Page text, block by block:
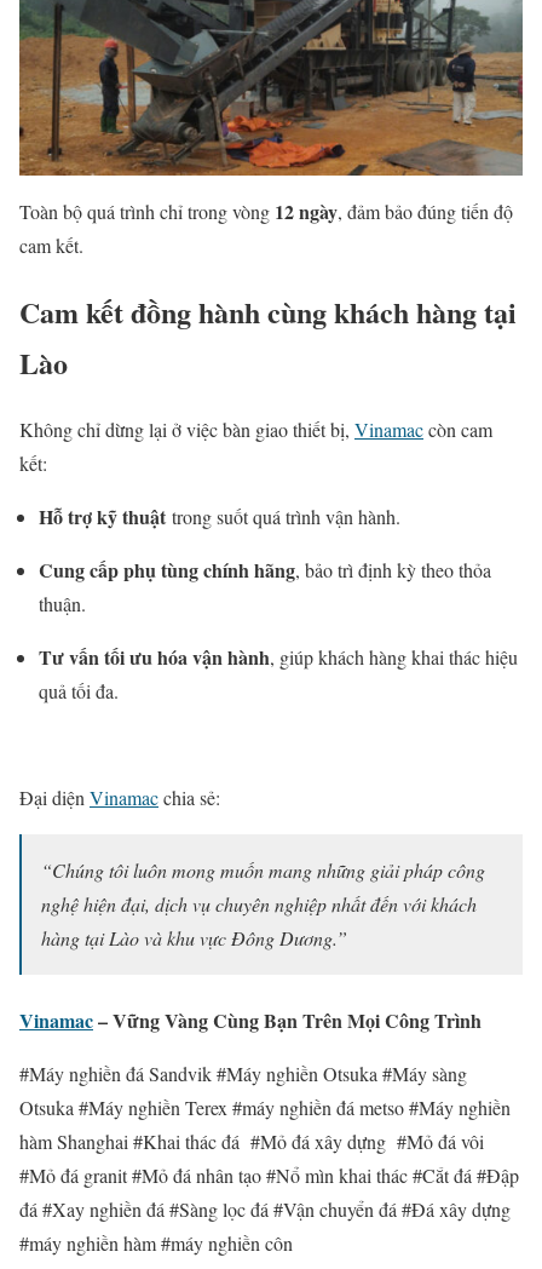
Toàn bộ quá trình chỉ trong vòng 12 ngày, đảm bảo đúng tiến độ
cam kết.
Cam kết đồng hành cùng khách hàng tại
Lào
Không chỉ dừng lại ở việc bàn giao thiết bị, Vinamaccòn cam
kết:
Hỗ trợ kỹ thuật trong suốt quá trình vận hành.
Cung cấp phụ tùng chính hãng, bảo trì định kỳ theo thỏa
thuận.
Tư vấn tối ưu hóa vận hành, giúp khách hàng khai thác hiệu
quả tối đa.
Đại diện Vinamacchia sẻ:
“Chúng tôi luôn mong muốn mang những giải pháp công
nghệ hiện đại, dịch vụ chuyên nghiệp nhất đến với khách
hàng tại Lào và khu vực Đông Dương.”
Vinamac– Vững Vàng Cùng Bạn Trên Mọi Công Trình
#Máy nghiền đá Sandvik #Máy nghiền Otsuka #Máy sàng
Otsuka #Máy nghiền Terex #máy nghiền đá metso #Máy nghiền
hàm Shanghai #Khai thác đá #Mỏ đá xây dựng #Mỏ đá vôi
#Mỏ đá granit #Mỏ đá nhân tạo #Nổ mìn khai thác #Cắt đá #Đập
đá #Xay nghiền đá #Sàng lọc đá #Vận chuyển đá #Đá xây dựng
#máy nghiền hàm #máy nghiền côn